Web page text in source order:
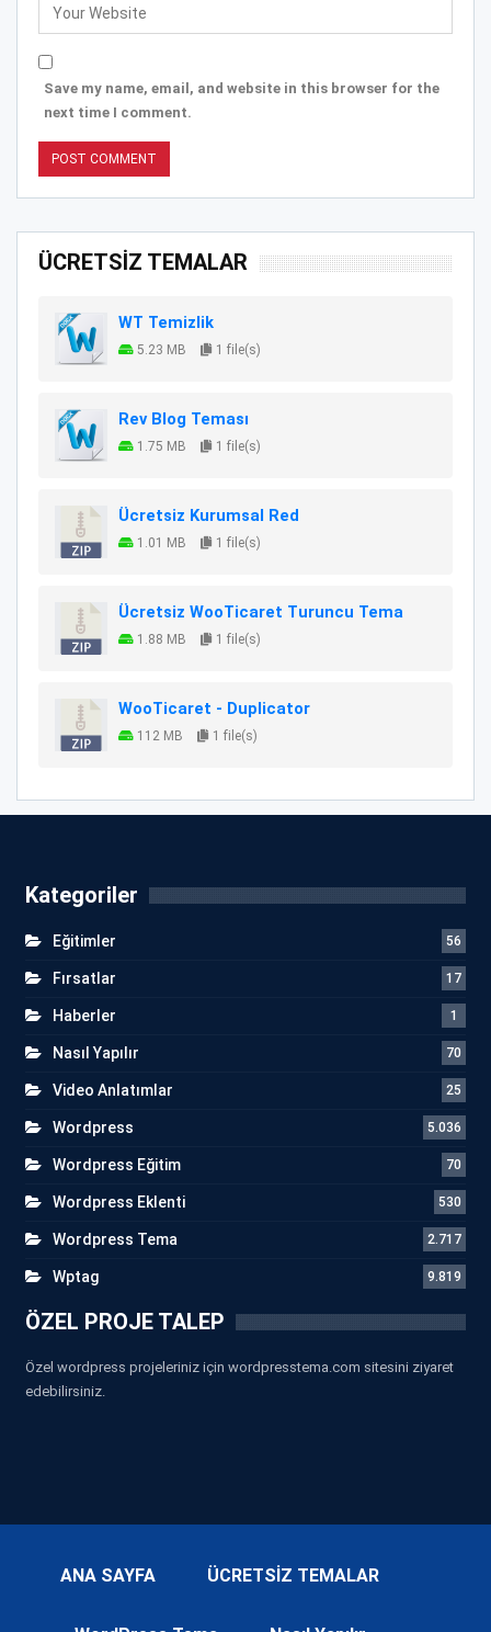
Save my name, email, and website in this browser for the
next time I comment.
ÜCRETSİZ TEMALAR
WT Temizlik
5.23 MB 1 file(s)
Rev Blog Teması
1.75 MB 1 file(s)
Ücretsiz Kurumsal Red
1.01 MB 1 file(s)
Ücretsiz WooTicaret Turuncu Tema
1.88 MB 1 file(s)
WooTicaret - Duplicator
112 MB 1 file(s)
Kategoriler
Eğitimler 56
Fırsatlar 17
Haberler 1
Nasıl Yapılır 70
Video Anlatımlar 25
Wordpress 5.036
Wordpress Eğitim 70
Wordpress Eklenti 530
Wordpress Tema 2.717
Wptag 9.819
ÖZEL PROJE TALEP
Özel wordpress projeleriniz için wordpresstema.com sitesini ziyaret
edebilirsiniz.
ANA SAYFA ÜCRETSİZ TEMALAR